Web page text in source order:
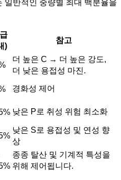
일반적인 중량별 최대 백분율을
)
참고
더 높은 C → 더 높은 강도,
더 낮은 용접성 마진.
경화성 제어
낮은 P로 취성 위험 최소화
낮은 S로 용접성 및 연성 향
상
종종 탈산 및 기계적 특성을
위해 제어됩니다.